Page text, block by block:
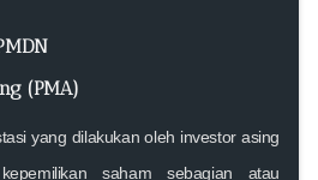
(PMA)
yang dilakukan oleh investor asing
saham sebagian atau